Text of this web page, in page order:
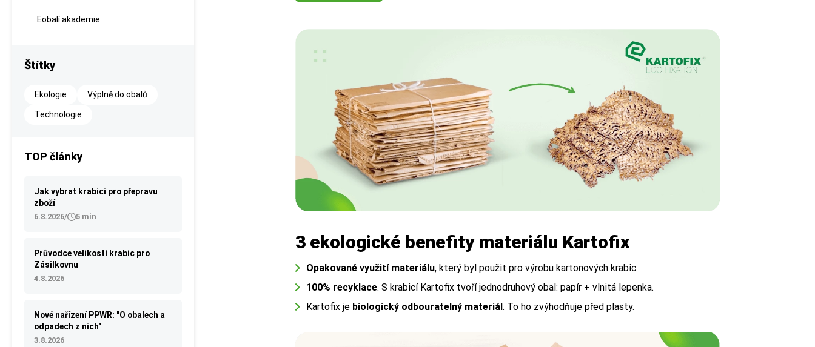
Eobalí akademie
Štítky
Ekologie Výplně do obalů
Technologie
TOP články
Jak vybrat krabici pro přepravu
zboží
6.8.2026/ 5 min
Průvodce velikostí krabic pro
Zásilkovnu
4.8.2026
Nové nařízení PPWR: "O obalech a
odpadech z nich"
3.8.2026
3 ekologické benefity materiálu Kartofix
Opakované využití materiálu, který byl použit pro výrobu kartonových krabic.
100% recyklace. S krabicí Kartofix tvoří jednodruhový obal: papír + vlnitá lepenka.
Kartofix je biologický odbouratelný materiál. To ho zvýhodňuje před plasty.